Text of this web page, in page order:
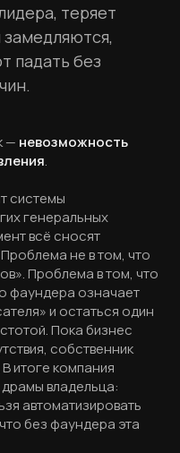
теряет
падать без
— невозможность
.
системы
генеральных
всё сносят
не в том, что
Проблема в том, что
фаундера означает
и остаться один
Пока бизнес
собственник
итоге компания
владельца:
автоматизировать
без фаундера эта